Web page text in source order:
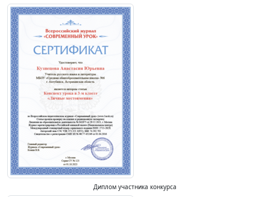
Диплом участника конкурса